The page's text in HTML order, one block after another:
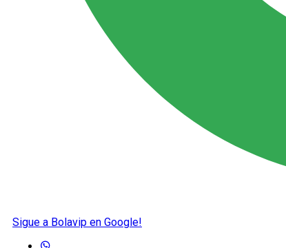
Sigue a Bolavip en Google!